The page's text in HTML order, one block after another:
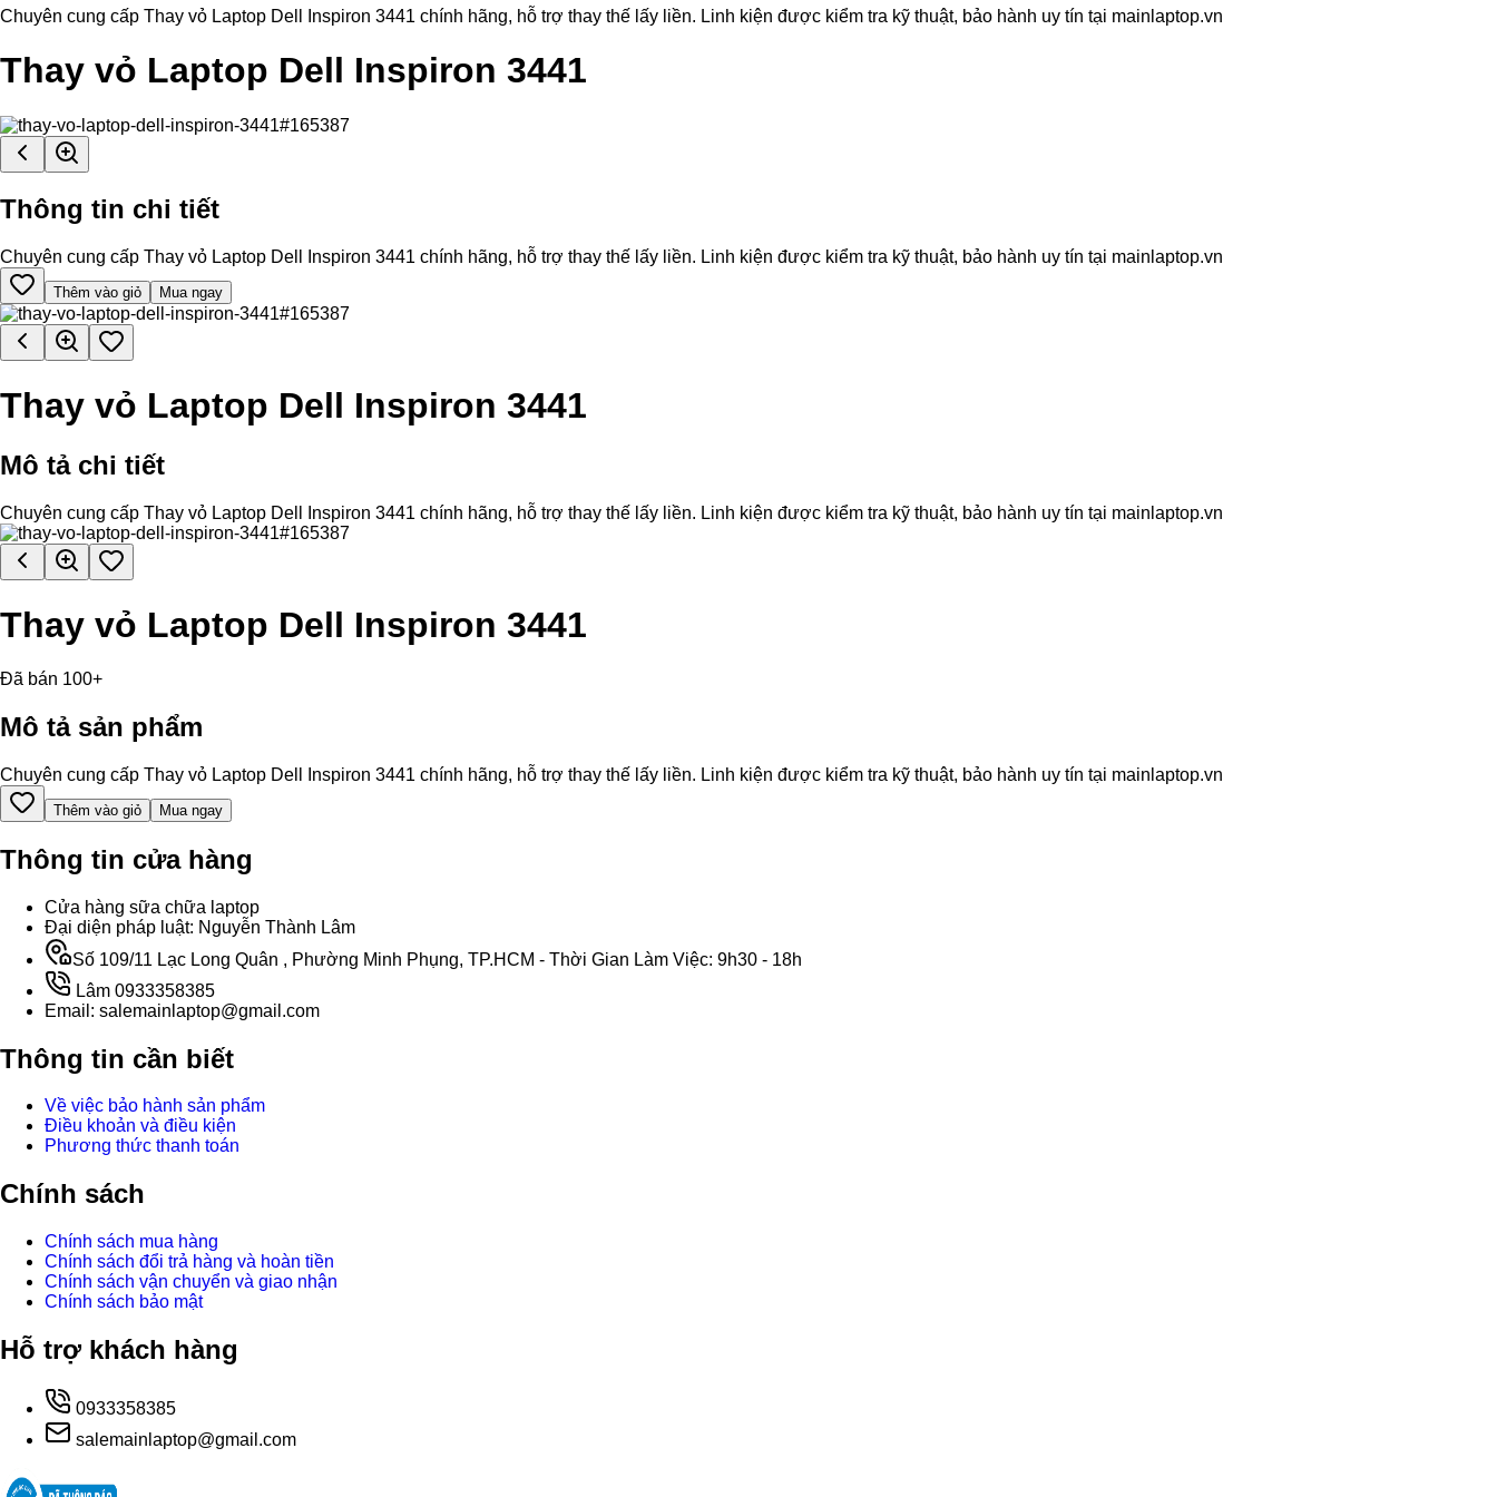
Chuyên cung cấp Thay vỏ Laptop Dell Inspiron 3441 chính hãng, hỗ trợ thay thế lấy liền. Linh kiện được kiểm tra kỹ thuật, bảo hành uy tín tại mainlaptop.vn
Thay vỏ Laptop Dell Inspiron 3441
Thông tin chi tiết
Chuyên cung cấp Thay vỏ Laptop Dell Inspiron 3441 chính hãng, hỗ trợ thay thế lấy liền. Linh kiện được kiểm tra kỹ thuật, bảo hành uy tín tại mainlaptop.vn
Thêm vào giỏ Mua ngay
Thay vỏ Laptop Dell Inspiron 3441
Mô tả chi tiết
Chuyên cung cấp Thay vỏ Laptop Dell Inspiron 3441 chính hãng, hỗ trợ thay thế lấy liền. Linh kiện được kiểm tra kỹ thuật, bảo hành uy tín tại mainlaptop.vn
Thay vỏ Laptop Dell Inspiron 3441
Đã bán 100+
Mô tả sản phẩm
Chuyên cung cấp Thay vỏ Laptop Dell Inspiron 3441 chính hãng, hỗ trợ thay thế lấy liền. Linh kiện được kiểm tra kỹ thuật, bảo hành uy tín tại mainlaptop.vn
Thêm vào giỏ Mua ngay
Thông tin cửa hàng
Cửa hàng sữa chữa laptop
Đại diện pháp luật: Nguyễn Thành Lâm
Số 109/11 Lạc Long Quân , Phường Minh Phụng, TP.HCM - Thời Gian Làm Việc: 9h30 - 18h
Lâm 0933358385
Email: salemainlaptop@gmail.com
Thông tin cần biết
Về việc bảo hành sản phẩm
Điều khoản và điều kiện
Phương thức thanh toán
Chính sách
Chính sách mua hàng
Chính sách đổi trả hàng và hoàn tiền
Chính sách vận chuyển và giao nhận
Chính sách bảo mật
Hỗ trợ khách hàng
0933358385
salemainlaptop@gmail.com